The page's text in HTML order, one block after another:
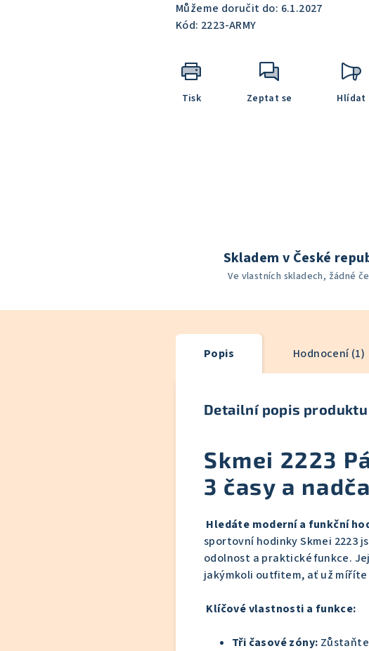
Můžeme doručit do: 6.1.2027
Kód: 2223-ARMY
Tisk Zeptat se Hlídat
Skladem v České
Ve vlastních skladech, žádné
Popis Hodnocení (1)
Detailní popis produktu
Skmei 2223
3 časy a
Hledáte moderní a funkční
sportovní hodinky Skmei 2223
odolnost a praktické funkce.
jakýmkoli outfitem, ať už míříte
Klíčové vlastnosti a funkce:
Tři časové zóny: